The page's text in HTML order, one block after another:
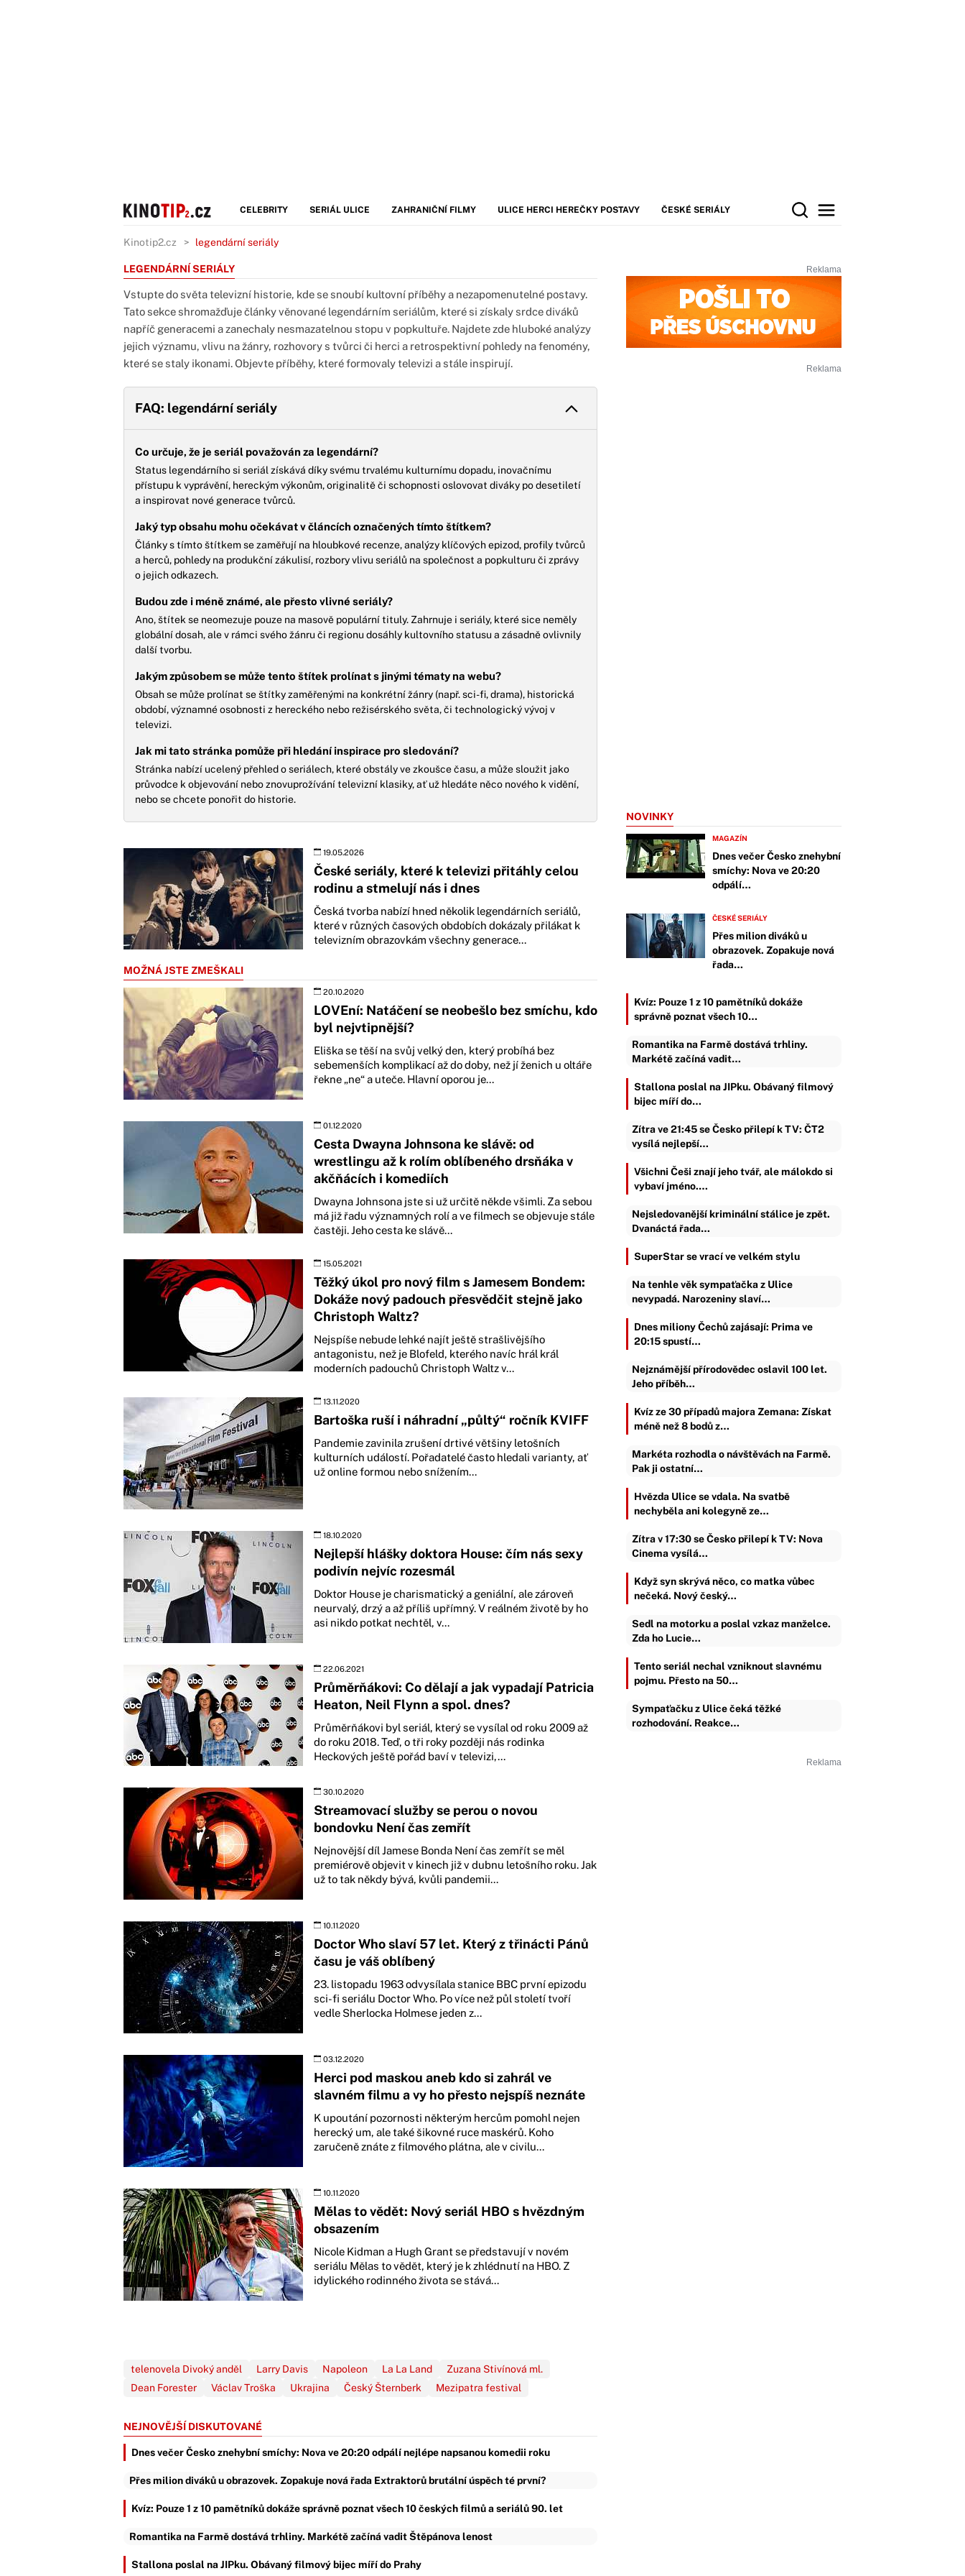
CELEBRITY SERIÁL ULICE ZAHRANIČNÍ FILMY ULICE HERCI HEREČKY POSTAVY ČESKÉ SERIÁLY
Kinotip2.cz legendární seriály
LEGENDÁRNÍ SERIÁLY
Vstupte do světa televizní historie, kde se snoubí kultovní příběhy a nezapomenutelné postavy.
Tato sekce shromažďuje články věnované legendárním seriálům, které si získaly srdce diváků
napříč generacemi a zanechaly nesmazatelnou stopu v popkultuře. Najdete zde hluboké analýzy
jejich významu, vlivu na žánry, rozhovory s tvůrci či herci a retrospektivní pohledy na fenomény,
které se staly ikonami. Objevte příběhy, které formovaly televizi a stále inspirují.
FAQ: legendární seriály
Co určuje, že je seriál považován za legendární?
Status legendárního si seriál získává díky svému trvalému kulturnímu dopadu, inovačnímu
přístupu k vyprávění, hereckým výkonům, originalitě či schopnosti oslovovat diváky po desetiletí
a inspirovat nové generace tvůrců.
Jaký typ obsahu mohu očekávat v článcích označených tímto štítkem?
Články s tímto štítkem se zaměřují na hloubkové recenze, analýzy klíčových epizod, profily tvůrců
a herců, pohledy na produkční zákulisí, rozbory vlivu seriálů na společnost a popkulturu či zprávy
o jejich odkazech.
Budou zde i méně známé, ale přesto vlivné seriály?
Ano, štítek se neomezuje pouze na masově populární tituly. Zahrnuje i seriály, které sice neměly
globální dosah, ale v rámci svého žánru či regionu dosáhly kultovního statusu a zásadně ovlivnily
další tvorbu.
Jakým způsobem se může tento štítek prolínat s jinými tématy na webu?
Obsah se může prolínat se štítky zaměřenými na konkrétní žánry (např. sci-fi, drama), historická
období, významné osobnosti z hereckého nebo režisérského světa, či technologický vývoj v
televizi.
Jak mi tato stránka pomůže při hledání inspirace pro sledování?
Stránka nabízí ucelený přehled o seriálech, které obstály ve zkoušce času, a může sloužit jako
průvodce k objevování nebo znovuprožívání televizní klasiky, ať už hledáte něco nového k vidění,
nebo se chcete ponořit do historie.
19.05.2026
České seriály, které k televizi přitáhly celou
rodinu a stmelují nás i dnes
Česká tvorba nabízí hned několik legendárních seriálů,
které v různých časových obdobích dokázaly přilákat k
televizním obrazovkám všechny generace...
MOŽNÁ JSTE ZMEŠKALI
20.10.2020
LOVEní: Natáčení se neobešlo bez smíchu, kdo
byl nejvtipnější?
Eliška se těší na svůj velký den, který probíhá bez
sebemenších komplikací až do doby, než jí ženich u oltáře
řekne „ne“ a uteče. Hlavní oporou je...
01.12.2020
Cesta Dwayna Johnsona ke slávě: od
wrestlingu až k rolím oblíbeného drsňáka v
akčňácích i komediích
Dwayna Johnsona jste si už určitě někde všimli. Za sebou
má již řadu významných rolí a ve filmech se objevuje stále
častěji. Jeho cesta ke slávě...
15.05.2021
Těžký úkol pro nový film s Jamesem Bondem:
Dokáže nový padouch přesvědčit stejně jako
Christoph Waltz?
Nejspíše nebude lehké najít ještě strašlivějšího
antagonistu, než je Blofeld, kterého navíc hrál král
moderních padouchů Christoph Waltz v...
13.11.2020
Bartoška ruší i náhradní „půltý“ ročník KVIFF
Pandemie zavinila zrušení drtivé většiny letošních
kulturních událostí. Pořadatelé často hledali varianty, ať
už online formou nebo snížením...
18.10.2020
Nejlepší hlášky doktora House: čím nás sexy
podivín nejvíc rozesmál
Doktor House je charismatický a geniální, ale zároveň
neurvalý, drzý a až příliš upřímný. V reálném životě by ho
asi nikdo potkat nechtěl, v...
22.06.2021
Průměrňákovi: Co dělají a jak vypadají Patricia
Heaton, Neil Flynn a spol. dnes?
Průměrňákovi byl seriál, který se vysílal od roku 2009 až
do roku 2018. Teď, o tři roky později nás rodinka
Heckových ještě pořád baví v televizi,...
30.10.2020
Streamovací služby se perou o novou
bondovku Není čas zemřít
Nejnovější díl Jamese Bonda Není čas zemřít se měl
premiérově objevit v kinech již v dubnu letošního roku. Jak
už to tak někdy bývá, kvůli pandemii...
10.11.2020
Doctor Who slaví 57 let. Který z třinácti Pánů
času je váš oblíbený
23. listopadu 1963 odvysílala stanice BBC první epizodu
sci-fi seriálu Doctor Who. Po více než půl století tvoří
vedle Sherlocka Holmese jeden z...
03.12.2020
Herci pod maskou aneb kdo si zahrál ve
slavném filmu a vy ho přesto nejspíš neznáte
K upoutání pozornosti některým hercům pomohl nejen
herecký um, ale také šikovné ruce maskérů. Koho
zaručeně znáte z filmového plátna, ale v civilu...
10.11.2020
Mělas to vědět: Nový seriál HBO s hvězdným
obsazením
Nicole Kidman a Hugh Grant se představují v novém
seriálu Mělas to vědět, který je k zhlédnutí na HBO. Z
idylického rodinného života se stává...
telenovela Divoký anděl Larry Davis Napoleon La La Land
Zuzana Stivínová ml.
Dean Forester
Václav Troška Ukrajina Český Šternberk Mezipatra festival
NEJNOVĚJŠÍ DISKUTOVANÉ
Dnes večer Česko znehybní smíchy: Nova ve 20:20 odpálí nejlépe napsanou komedii roku
Přes milion diváků u obrazovek. Zopakuje nová řada Extraktorů brutální úspěch té první?
Kvíz: Pouze 1 z 10 pamětníků dokáže správně poznat všech 10 českých filmů a seriálů 90. let
Romantika na Farmě dostává trhliny. Markétě začíná vadit Štěpánova lenost
Stallona poslal na JIPku. Obávaný filmový bijec míří do Prahy
NOVINKY
MAGAZÍN
Dnes večer Česko znehybní
smíchy: Nova ve 20:20
odpálí…
ČESKÉ SERIÁLY
Přes milion diváků u
obrazovek. Zopakuje nová
řada…
Kvíz: Pouze 1 z 10 pamětníků dokáže
správně poznat všech 10…
Romantika na Farmě dostává trhliny.
Markétě začíná vadit…
Stallona poslal na JIPku. Obávaný filmový
bijec míří do…
Zítra ve 21:45 se Česko přilepí k TV: ČT2
vysílá nejlepší…
Všichni Češi znají jeho tvář, ale málokdo si
vybaví jméno.…
Nejsledovanější kriminální stálice je zpět.
Dvanáctá řada…
SuperStar se vrací ve velkém stylu
Na tenhle věk sympaťačka z Ulice
nevypadá. Narozeniny slaví…
Dnes miliony Čechů zajásají: Prima ve
20:15 spustí…
Nejznámější přírodovědec oslavil 100 let.
Jeho příběh…
Kvíz ze 30 případů majora Zemana: Získat
méně než 8 bodů z…
Markéta rozhodla o návštěvách na Farmě.
Pak ji ostatní…
Hvězda Ulice se vdala. Na svatbě
nechyběla ani kolegyně ze…
Zítra v 17:30 se Česko přilepí k TV: Nova
Cinema vysílá…
Když syn skrývá něco, co matka vůbec
nečeká. Nový český…
Sedl na motorku a poslal vzkaz manželce.
Zda ho Lucie…
Tento seriál nechal vzniknout slavnému
pojmu. Přesto na 50…
Sympaťačku z Ulice čeká těžké
rozhodování. Reakce…